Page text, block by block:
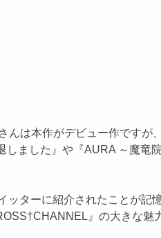
は本作がデビュー作ですが
ました』や『AURA ～魔竜
ターに紹介されたことが記
』の大きな魅